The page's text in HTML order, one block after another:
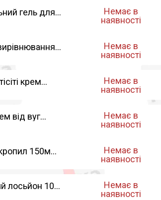
гель для...
Немає в
наявності
Немає в
наявності
крем...
Немає в
наявності
від вуг...
Немає в
наявності
150м...
Немає в
наявності
лосьйон 10...
Немає в
наявності